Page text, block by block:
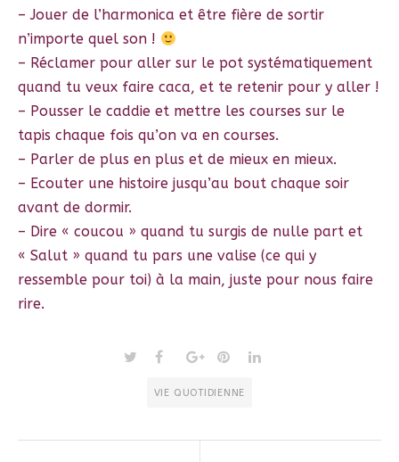
– Jouer de l’harmonica et être fière de sortir
n’importe quel son !
– Réclamer pour aller sur le pot systématiquement
quand tu veux faire caca, et te retenir pour y aller !
– Pousser le caddie et mettre les courses sur le
tapis chaque fois qu’on va en courses.
– Parler de plus en plus et de mieux en mieux.
– Ecouter une histoire jusqu’au bout chaque soir
avant de dormir.
– Dire « coucou » quand tu surgis de nulle part et
« Salut » quand tu pars une valise (ce qui y
ressemble pour toi) à la main, juste pour nous faire
rire.
VIE QUOTIDIENNE